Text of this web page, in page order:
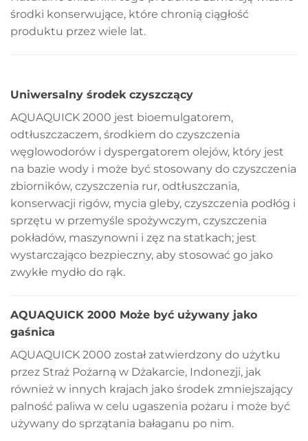
środki konserwujące, które chronią ciągłość
produktu przez wiele lat.
Uniwersalny środek czyszczący
AQUAQUICK 2000 jest bioemulgatorem,
odtłuszczaczem, środkiem do czyszczenia
węglowodorów i dyspergatorem olejów, który jest
na bazie wody i może być stosowany do czyszczenia
zbiorników, czyszczenia rur, odtłuszczania,
konserwacji rigów, mycia gleby, czyszczenia podłóg i
sprzętu w przemyśle spożywczym, czyszczenia
pokładów, maszynowni i zęz na statkach; jest
wystarczająco bezpieczny, aby stosować go jako
zwykłe mydło do rąk.
AQUAQUICK 2000 Może być używany jako
gaśnica
AQUAQUICK 2000 został zatwierdzony do użytku
przez Straż Pożarną w Dżakarcie, Indonezji, jak
również w innych krajach jako środek zmniejszający
palność paliwa w celu ugaszenia pożaru i może być
używany do sprzątania bałaganu po nim.